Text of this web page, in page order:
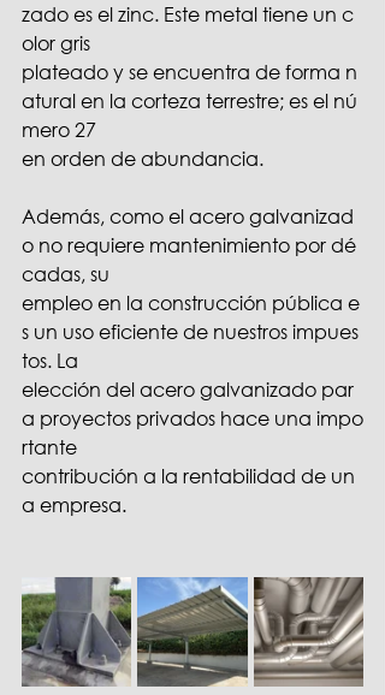
zado es el zinc. Este metal tiene un c
olor gris
plateado y se encuentra de forma n
atural en la corteza terrestre; es el nú
mero 27
en orden de abundancia.
Además, como el acero galvanizad
o no requiere mantenimiento por dé
cadas, su
empleo en la construcción pública e
s un uso eficiente de nuestros impues
tos. La
elección del acero galvanizado par
a proyectos privados hace una impo
rtante
contribución a la rentabilidad de un
a empresa.